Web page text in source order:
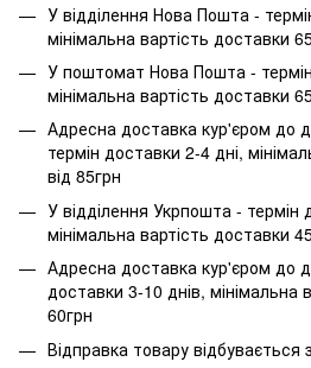
У відділення Нова Пошта -
мінімальна вартість доставки
У поштомат Нова Пошта -
мінімальна вартість доставки
Адресна доставка кур'єром до
термін доставки 2-4 дні,
від 85грн
У відділення Укрпошта - термін
мінімальна вартість доставки
Адресна доставка кур'єром до
доставки 3-10 днів, мінімальна
60грн
Відправка товару відбувається